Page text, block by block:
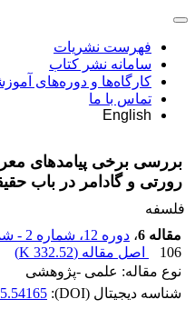
فهرست نشریات
سامانه نشر کتاب
کارگاه‌ها و دوره‌های
تماس با ما
English
بررسی برخی پیامدهای
رورتی و گادامر در باب
فلسفه
مقاله 6
، دوره 12، شماره 2 - شماره پیاپی 23
106
اصل مقاله (332.52 K
)
نوع مقاله: علمی -پژوهشی
شناسه دیجیتال (DOI):